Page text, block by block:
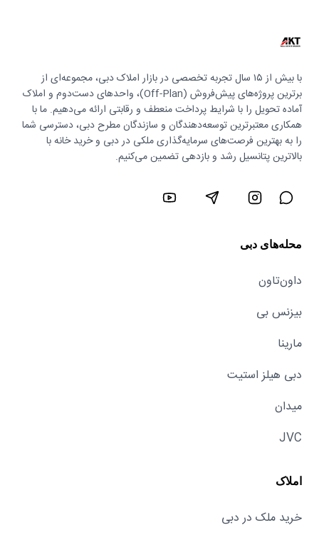
با بیش از ۱۵ سال تجربه تخصصی در بازار املاک دبی، مجموعه‌ای از
برترین پروژه‌های پیش‌فروش (Off-Plan)، واحدهای دست‌دوم و املاک
آماده تحویل را با شرایط پرداخت منعطف و رقابتی ارائه می‌دهیم. ما با
همکاری معتبرترین توسعه‌دهندگان و سازندگان مطرح دبی، دسترسی شما
را به بهترین فرصت‌های سرمایه‌گذاری ملکی در دبی و خرید خانه با
بالاترین پتانسیل رشد و بازدهی تضمین می‌کنیم.
محله‌های دبی
داون‌تاون
بیزنس بی
مارینا
دبی هیلز استیت
میدان
JVC
املاک
خرید ملک در دبی